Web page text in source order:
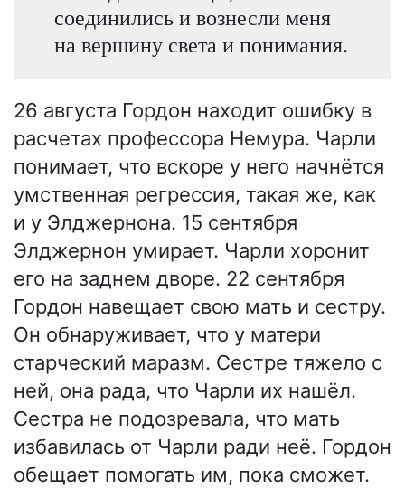
соединились и вознесли меня
на вершину света и понимания.
26 августа Гордон находит ошибку в
расчетах профессора Немура. Чарли
понимает, что вскоре у него начнётся
умственная регрессия, такая же, как
и у Элджернона. 15 сентября
Элджернон умирает. Чарли хоронит
его на заднем дворе. 22 сентября
Гордон навещает свою мать и сестру.
Он обнаруживает, что у матери
старческий маразм. Сестре тяжело с
ней, она рада, что Чарли их нашёл.
Сестра не подозревала, что мать
избавилась от Чарли ради неё. Гордон
обещает помогать им, пока сможет.